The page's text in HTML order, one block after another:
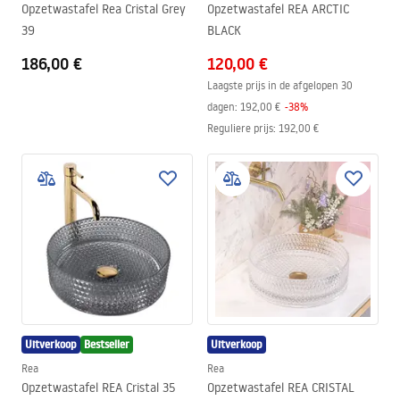
Opzetwastafel Rea Cristal Grey
39
186,00 €
Opzetwastafel REA ARCTIC
BLACK
120,00 €
Laagste prijs in de afgelopen 30
dagen: 192,00 € -38%
Reguliere prijs: 192,00 €
Uitverkoop Bestseller
Rea
Opzetwastafel REA Cristal 35
Uitverkoop
Rea
Opzetwastafel REA CRISTAL